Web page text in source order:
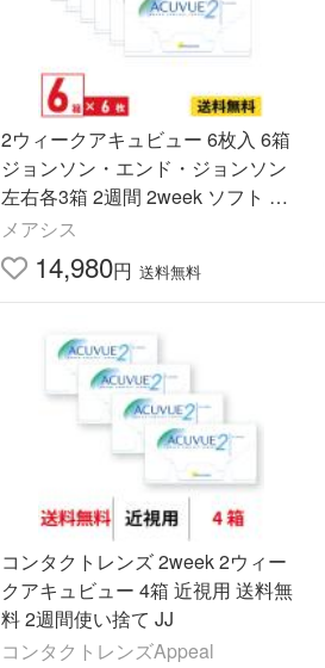
2ウィークアキュビュー 6枚入 6箱
ジョンソン・エンド・ジョンソン
左右各3箱 2週間 2week ソフト コ
ンタクトレンズ 近視用 遠視用 送料
無料
メアシス
14,980円 送料無料
コンタクトレンズ 2week 2ウィー
クアキュビュー 4箱 近視用 送料無
料 2週間使い捨て JJ
コンタクトレンズAppeal